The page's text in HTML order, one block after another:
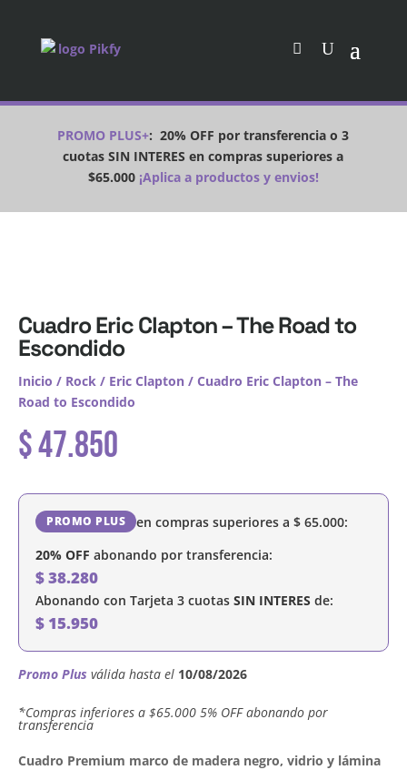
PROMO PLUS+:20% OFF por transferencia o 3
cuotas SIN INTERES en compras superiores a
$65.000¡Aplica a productos y envios!
Cuadro Eric Clapton – The Road to
Escondido
Inicio / Rock / Eric Clapton / Cuadro Eric Clapton – The
Road to Escondido
$47.850
PROMO PLUS en compras superiores a $ 65.000:
20% OFF abonando por transferencia:
$38.280
Abonando con Tarjeta 3 cuotas SIN INTERES de:
$ 15.950
Promo Plus válida hasta el 10/08/2026
´*Compras inferiores a $65.000 5% OFF abonando por
transferencia
Cuadro Premium marco de madera negro, vidrio y lámina